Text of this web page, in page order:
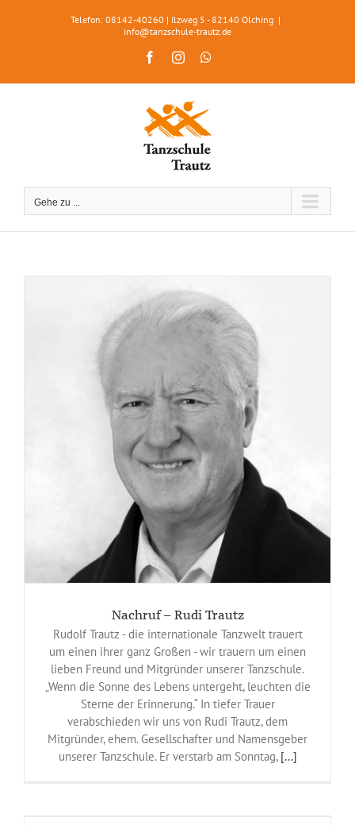
Telefon: 08142-40260 | Ilzweg 5 - 82140 Olching |
info@tanzschule-trautz.de
FacebookInstagram
Gehe zu ...
Nachruf – Rudi Trautz
Rudolf Trautz - die internationale Tanzwelt trauert
um einen ihrer ganz Großen - wir trauern um einen
lieben Freund und Mitgründer unserer Tanzschule.
„Wenn die Sonne des Lebens untergeht, leuchten die
Sterne der Erinnerung.“ In tiefer Trauer
verabschieden wir uns von Rudi Trautz, dem
Mitgründer, ehem. Gesellschafter und Namensgeber
unserer Tanzschule. Er verstarb am Sonntag, [...]